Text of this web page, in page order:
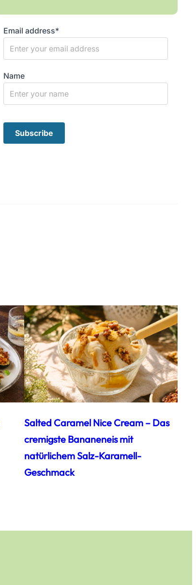
Email address*
Name
Salted Caramel Nice Cream – Das
cremigste Bananeneis mit
natürlichem Salz-Karamell-
Geschmack